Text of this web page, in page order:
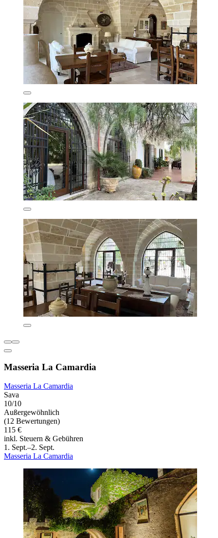
Masseria La Camardia
Masseria La Camardia
Sava
10/10
Außergewöhnlich
(12 Bewertungen)
115 €
inkl. Steuern & Gebühren
1. Sept.–2. Sept.
Masseria La Camardia